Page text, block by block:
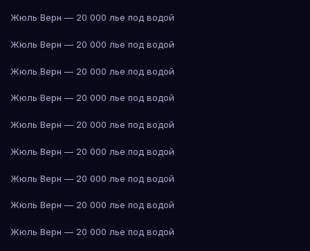
Жюль Верн — 20 000 лье под водой
Жюль Верн — 20 000 лье под водой
Жюль Верн — 20 000 лье под водой
Жюль Верн — 20 000 лье под водой
Жюль Верн — 20 000 лье под водой
Жюль Верн — 20 000 лье под водой
Жюль Верн — 20 000 лье под водой
Жюль Верн — 20 000 лье под водой
Жюль Верн — 20 000 лье под водой